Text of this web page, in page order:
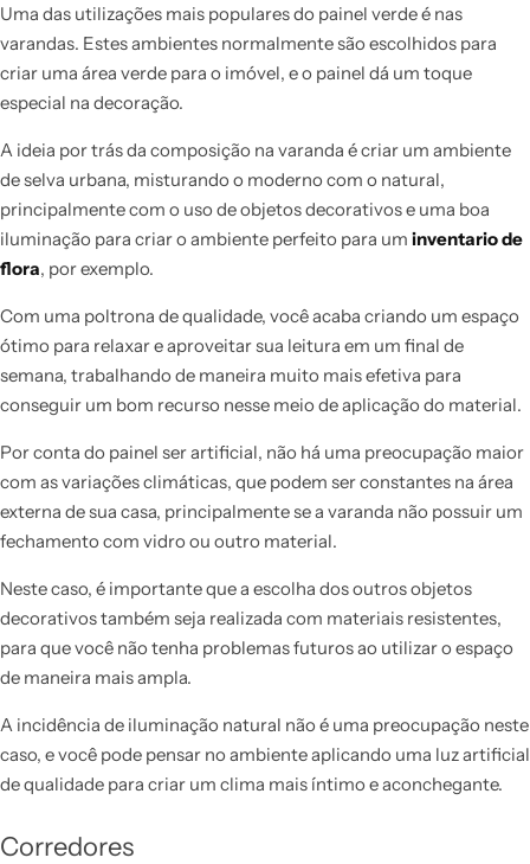
Uma das utilizações mais populares do painel verde é nas
varandas. Estes ambientes normalmente são escolhidos para
criar uma área verde para o imóvel, e o painel dá um toque
especial na decoração.
A ideia por trás da composição na varanda é criar um ambiente
de selva urbana, misturando o moderno com o natural,
principalmente com o uso de objetos decorativos e uma boa
iluminação para criar o ambiente perfeito para um inventario de
flora, por exemplo.
Com uma poltrona de qualidade, você acaba criando um espaço
ótimo para relaxar e aproveitar sua leitura em um final de
semana, trabalhando de maneira muito mais efetiva para
conseguir um bom recurso nesse meio de aplicação do material.
Por conta do painel ser artificial, não há uma preocupação maior
com as variações climáticas, que podem ser constantes na área
externa de sua casa, principalmente se a varanda não possuir um
fechamento com vidro ou outro material.
Neste caso, é importante que a escolha dos outros objetos
decorativos também seja realizada com materiais resistentes,
para que você não tenha problemas futuros ao utilizar o espaço
de maneira mais ampla.
A incidência de iluminação natural não é uma preocupação neste
caso, e você pode pensar no ambiente aplicando uma luz artificial
de qualidade para criar um clima mais íntimo e aconchegante.
Corredores